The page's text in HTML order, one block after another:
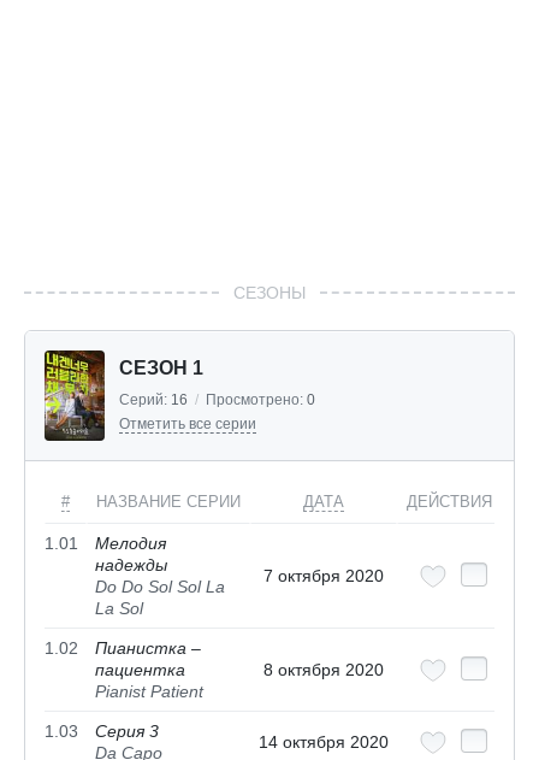
СЕЗОНЫ
СЕЗОН 1
Серий: 16 / Просмотрено: 0
Отметить все серии
# НАЗВАНИЕ СЕРИИ ДАТА ДЕЙСТВИЯ
1.01
Мелодия
надежды
Do Do Sol Sol La
La Sol
7 октября 2020
1.02
Пианистка –
пациентка
Pianist Patient
8 октября 2020
1.03
Серия 3
Da Capo
14 октября 2020